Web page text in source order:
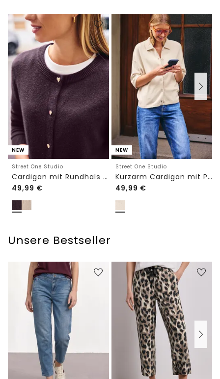
NEW
Street One Studio
Cardigan mit Rundhals und Knöpfen
49,99 €
NEW
Street One Studio
Kurzarm Cardigan mit Polokragen
49,99 €
Unsere Bestseller